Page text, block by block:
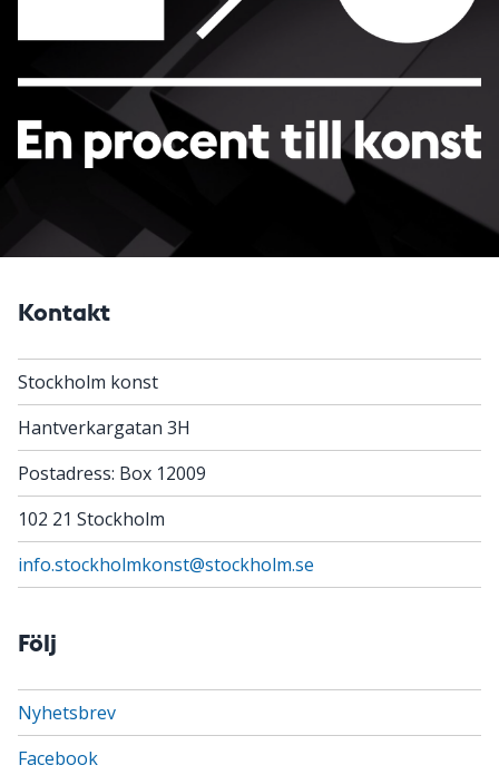
Kontakt
Stockholm konst
Hantverkargatan 3H
Postadress: Box 12009
102 21 Stockholm
info.stockholmkonst@stockholm.se
Följ
Nyhetsbrev
Facebook